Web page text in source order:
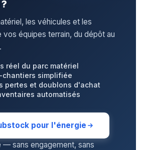
les véhicules et les
équipes terrain, du dépôt au
réel du parc matériel
chantiers simplifiée
pertes et doublons d'achat
automatisés
pour l'énergie
— sans engagement, sans